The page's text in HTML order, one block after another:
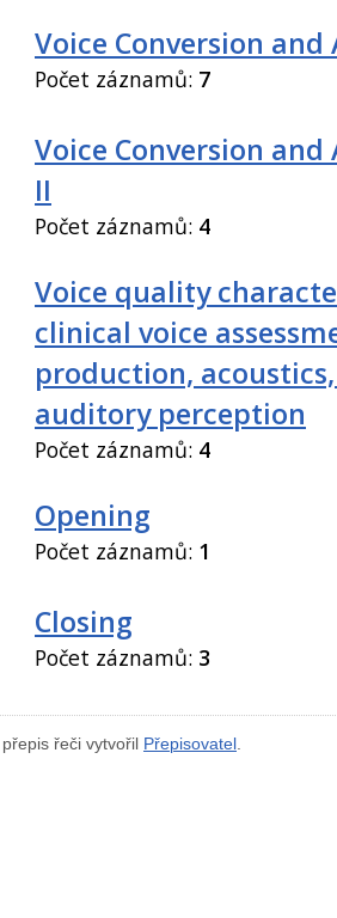
Voice Conversion
Počet záznamů: 7
Voice Conversion
II
Počet záznamů: 4
Voice quality
clinical voice
production,
auditory perception
Počet záznamů: 4
Opening
Počet záznamů: 1
Closing
Počet záznamů: 3
, přepis řeči vytvořil Přepisovatel